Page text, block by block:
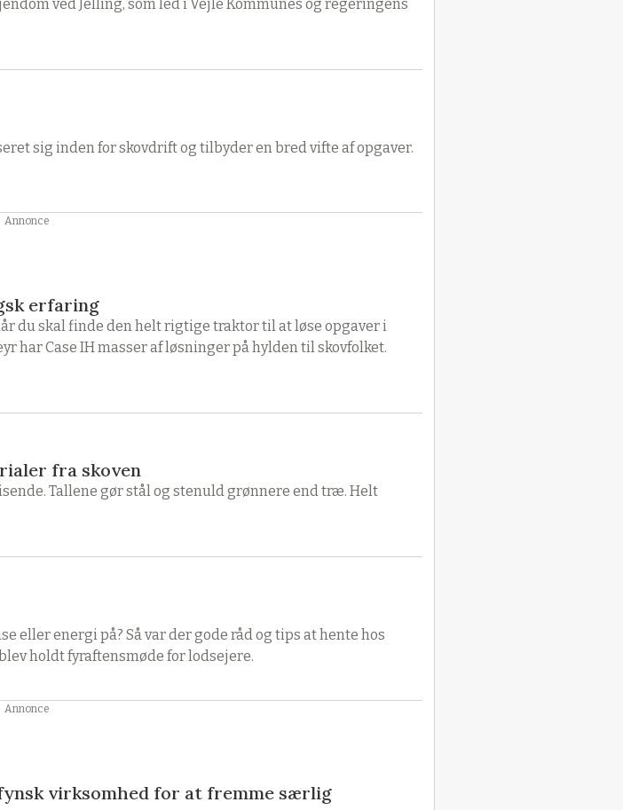
ved Jelling, som led i Vejle Kommunes og regeringens
sig inden for skovdrift og tilbyder en bred vifte af opgaver.
Annonce
erfaring
du skal finde den helt rigtige traktor til at løse opgaver i
har Case IH masser af løsninger på hylden til skovfolket.
fra skoven
Tallene gør stål og stenuld grønnere end træ. Helt
eller energi på? Så var der gode råd og tips at hente hos
holdt fyraftensmøde for lodsejere.
Annonce
virksomhed for at fremme særlig